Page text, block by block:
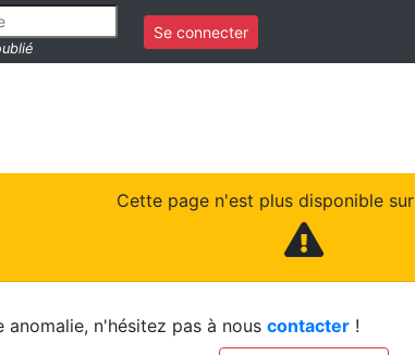
Se connecter
Cette page n'est plus disponible sur
anomalie, n'hésitez pas à nous contacter !